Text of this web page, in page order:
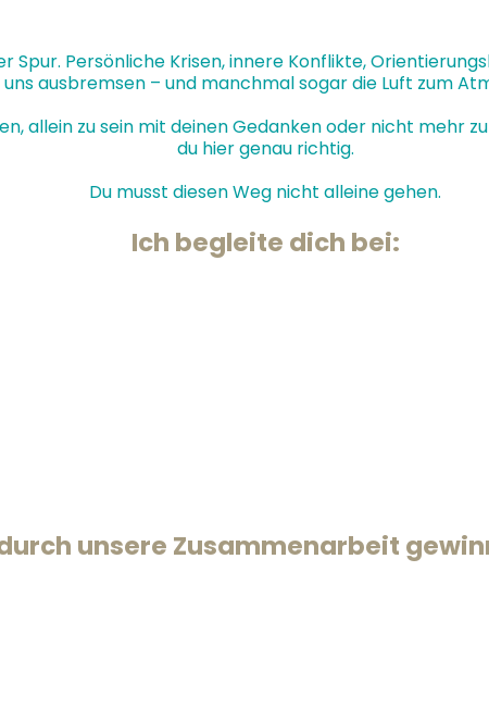
Spur. Persönliche Krisen, innere Konflikte,
ausbremsen – und manchmal sogar die Luft zum
allein zu sein mit deinen Gedanken oder nicht mehr
du hier genau richtig.
Du musst diesen Weg nicht alleine gehen.
Ich begleite dich bei:
unsere Zusammenarbeit